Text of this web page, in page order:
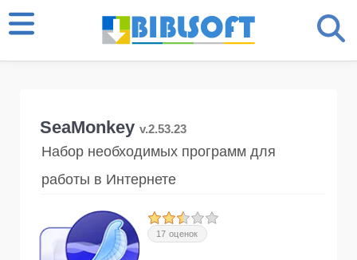
SeaMonkey v.2.53.23
Набор необходимых программ для
работы в Интернете
17 оценок